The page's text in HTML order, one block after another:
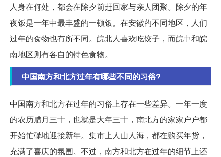
人身在何处，都会在除夕前赶回家与亲人团聚。除夕的年
夜饭是一年中最丰盛的一顿饭。在安徽的不同地区，人们
过年的食物也有所不同。皖北人喜欢吃饺子，而皖中和皖
南地区则有各自的特色食物。
中国南方和北方过年有哪些不同的习俗?
中国南方和北方在过年的习俗上存在一些差异。一年一度
的农历腊月三十，也就是大年三十，南北方的家家户户都
开始忙碌地迎接新年。集市上人山人海，都在购买年货，
充满了喜庆的氛围。不过，南方和北方在过年的细节上还